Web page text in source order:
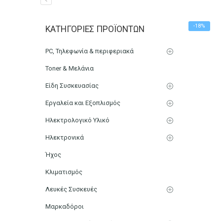
Ζυγαριά Αποσκευών -18%
ΚΑΤΗΓΟΡΊΕΣ ΠΡΟΪΌΝΤΩΝ
PC, Τηλεφωνία & περιφεριακά
Toner & Μελάνια
Είδη Συσκευασίας
Εργαλεία και Εξοπλισμός
Ηλεκτρολογικό Υλικό
Ηλεκτρονικά
Ήχος
Κλιματισμός
Λευκές Συσκευές
Μαρκαδόροι